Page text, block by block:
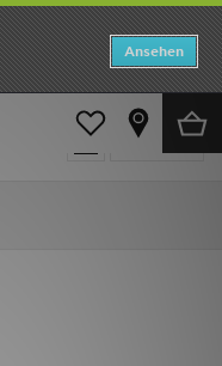
Ansehen
Sweatshirts
verfeinern